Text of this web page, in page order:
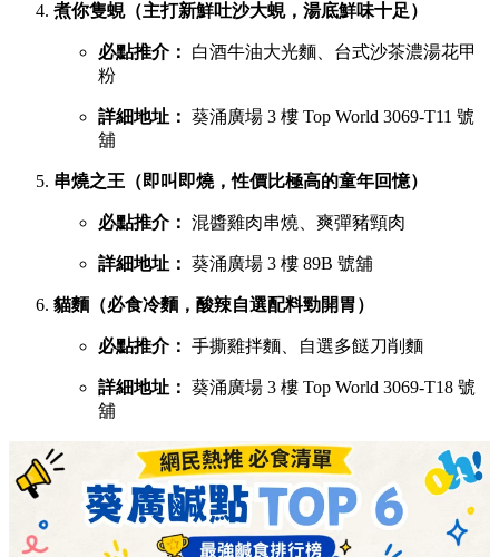
煮你隻蜆（主打新鮮吐沙大蜆，湯底鮮味十足）
必點推介：
白酒牛油大光麵、台式沙茶濃湯花甲
粉
詳細地址： 葵涌廣場 3 樓 Top World 3069-T11 號
舖
串燒之王（即叫即燒，性價比極高的童年回憶）
必點推介： 混醬雞肉串燒、爽彈豬頸肉
詳細地址： 葵涌廣場 3 樓 89B 號舖
貓麵（必食冷麵，酸辣自選配料勁開胃）
必點推介： 手撕雞拌麵、自選多餸刀削麵
詳細地址： 葵涌廣場 3 樓 Top World 3069-T18 號
舖